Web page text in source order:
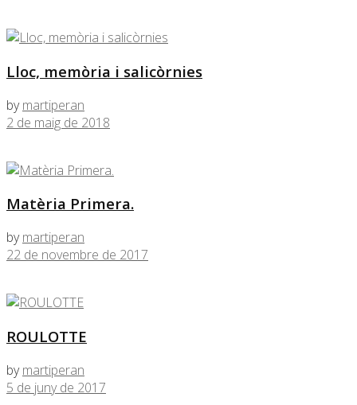
Lloc, memòria i salicòrnies
by martiperan
2 de maig de 2018
Matèria Primera.
by martiperan
22 de novembre de 2017
ROULOTTE
by martiperan
5 de juny de 2017